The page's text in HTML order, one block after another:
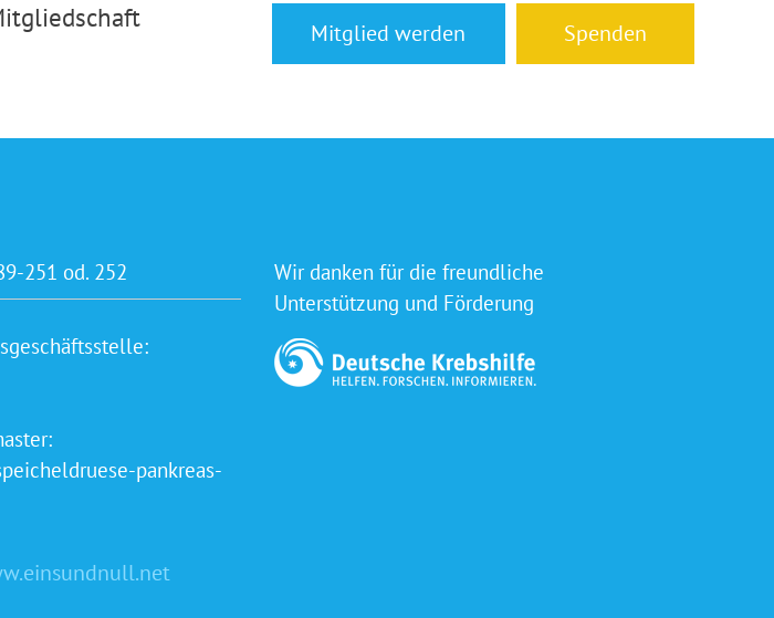
Mitglied werden Spenden
251 od. 252
pankreas-
Wir danken für die freundliche
Unterstützung und Förderung